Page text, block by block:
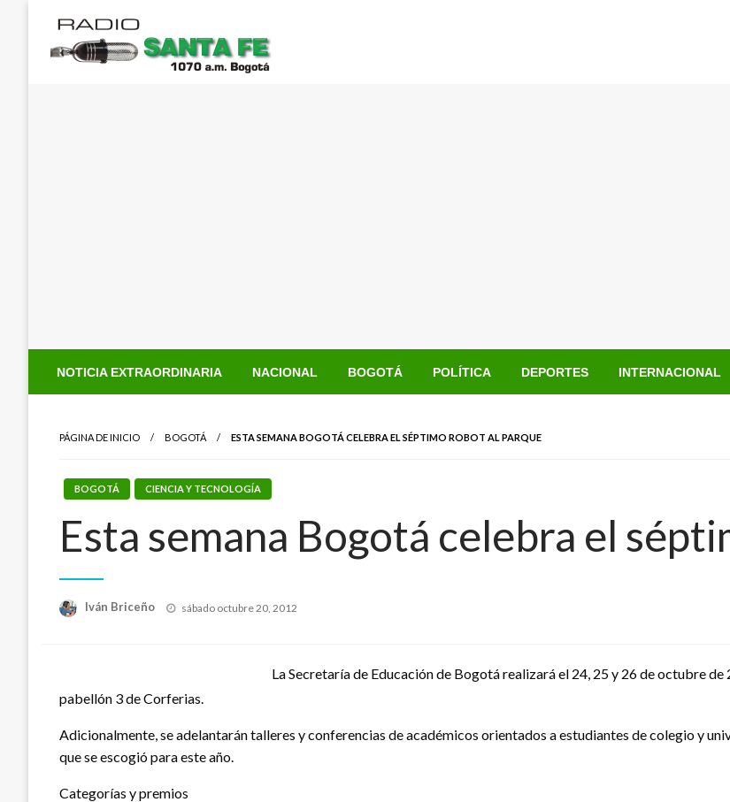
contenido
NOTICIA EXTRAORDINARIA NACIONAL BOGOTÁ POLÍTICA DEPORTES INTERNACIONAL
PÁGINA DE INICIO BOGOTÁ ESTA SEMANA BOGOTÁ CELEBRA EL SÉPTIMO ROBOT AL PARQUE
BOGOTÁ CIENCIA Y TECNOLOGÍA
Esta semana Bogotá celebra el
Iván Briceño
Publicado
sábado octubre 20, 2012
La Secretaría de Educación de Bogotá realizará el 24, 25 y 26 de octubre
pabellón 3 de Corferias.
Adicionalmente, se adelantarán talleres y conferencias de académicos orientados a estudiantes de colegio y
que se escogió para este año.
Categorías y premios